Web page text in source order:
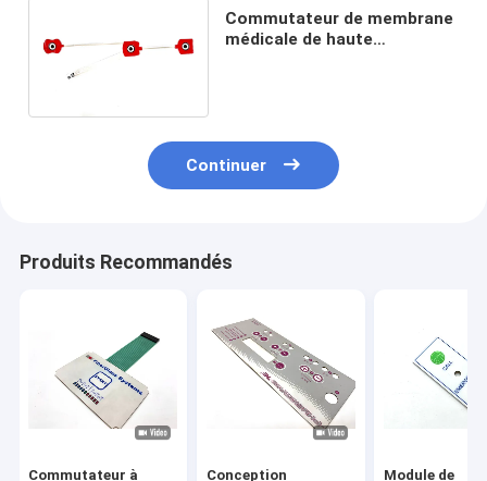
Commutateur de membrane
médicale de haute
Continuer
Produits Recommandés
Commutateur à Conception Module de